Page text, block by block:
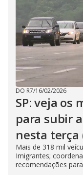
DO R7/16/02/2026
SP: veja os
para subir
nesta terça
Mais de 318 mil
Imigrantes;
recomendações